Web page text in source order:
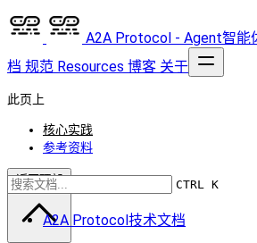
A2A Protocol - Agent智能
档 规范 Resources 博客 关于
CTRL K
A2A Protocol技术文档
此页上
核心实践
参考资料
返回顶部